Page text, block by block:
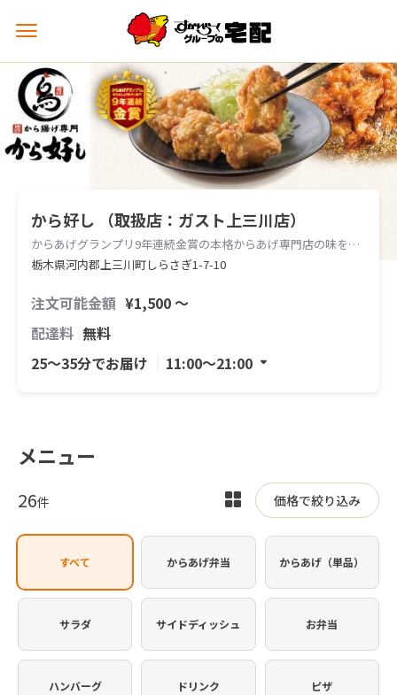
メ
ュ
ー
を
開
く
から好し （取扱店：ガスト上三川店）
からあげグランプリ9年連続金賞の本格からあげ専門店の味をお届けします。
栃木県河内郡上三川町しらさぎ1-7-10
注文可能金額 ¥1,500 〜
配達料 無料
25〜35分でお届け
11:00〜21:00
メニュー
26件
表
を
り
価格で絞り込み
すべて からあげ弁当 からあげ（単品）
サラダ サイドディッシュ お弁当
ハンバーグ ドリンク ピザ